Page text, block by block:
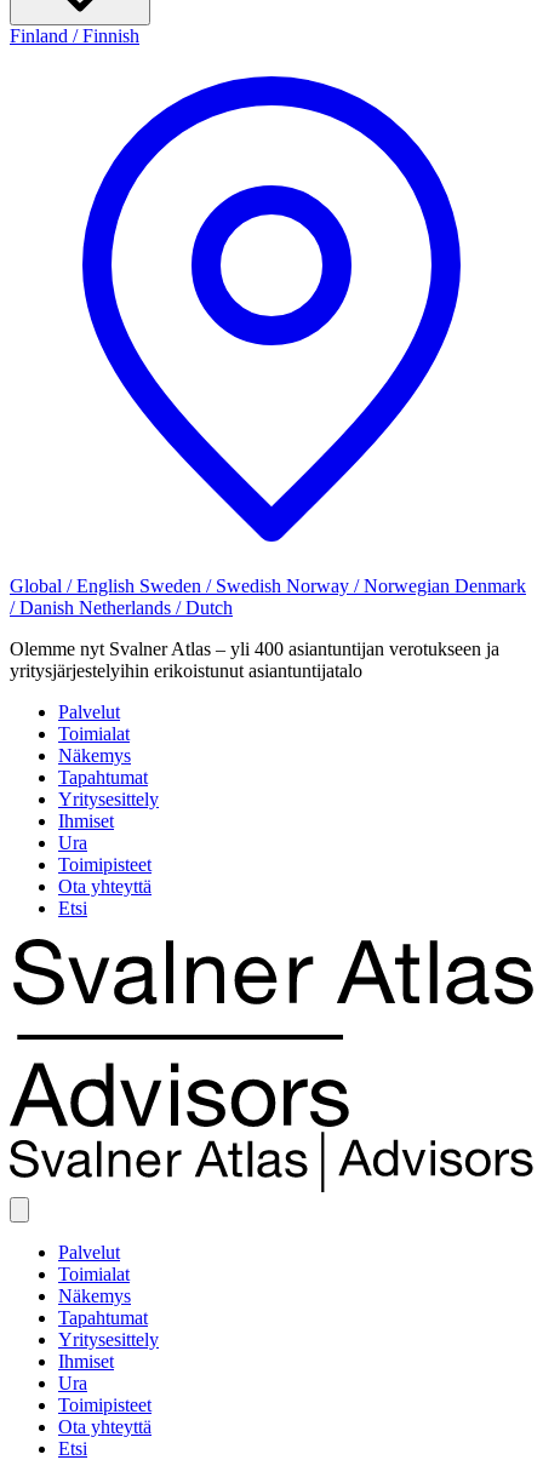
Finland / Finnish
Global / English Sweden / Swedish Norway / Norwegian Denmark
/ Danish Netherlands / Dutch
Olemme nyt Svalner Atlas – yli 400 asiantuntijan verotukseen ja
yritysjärjestelyihin erikoistunut asiantuntijatalo
Palvelut
Toimialat
Näkemys
Tapahtumat
Yritysesittely
Ihmiset
Ura
Toimipisteet
Ota yhteyttä
Etsi
Palvelut
Toimialat
Näkemys
Tapahtumat
Yritysesittely
Ihmiset
Ura
Toimipisteet
Ota yhteyttä
Etsi